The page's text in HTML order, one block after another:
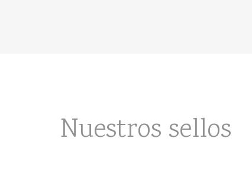
Nuestros sellos